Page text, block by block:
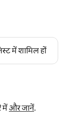
में शामिल हों
मेंऔर जानें.